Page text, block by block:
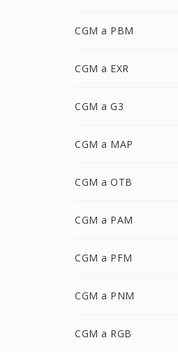
CGM a PBM
CGM a EXR
CGM a G3
CGM a MAP
CGM a OTB
CGM a PAM
CGM a PFM
CGM a PNM
CGM a RGB